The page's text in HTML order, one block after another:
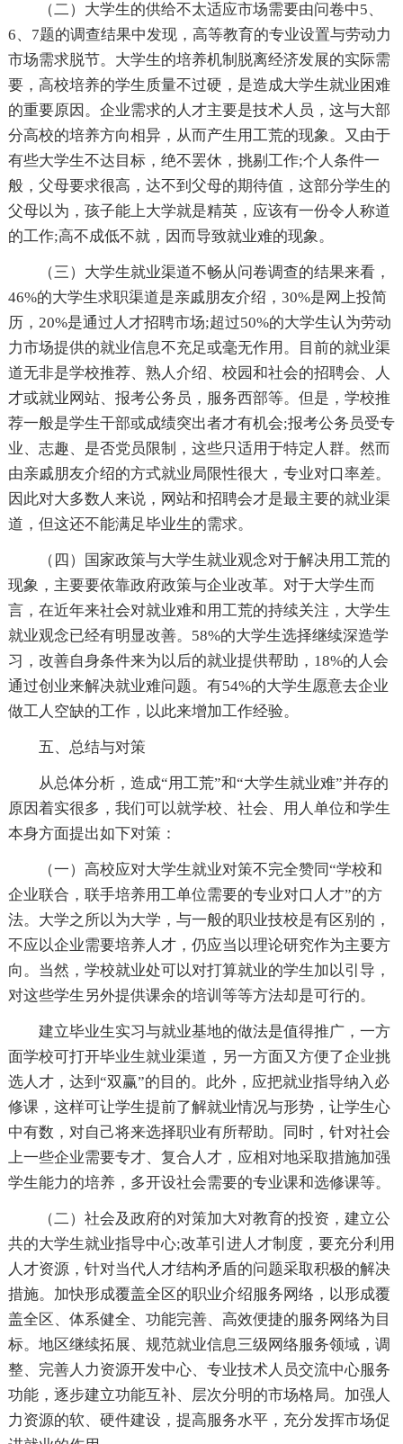
（二）大学生的供给不太适应市场需要由问卷中5、
6、7题的调查结果中发现，高等教育的专业设置与劳动力
市场需求脱节。大学生的培养机制脱离经济发展的实际需
要，高校培养的学生质量不过硬，是造成大学生就业困难
的重要原因。企业需求的人才主要是技术人员，这与大部
分高校的培养方向相异，从而产生用工荒的现象。又由于
有些大学生不达目标，绝不罢休，挑剔工作;个人条件一
般，父母要求很高，达不到父母的期待值，这部分学生的
父母以为，孩子能上大学就是精英，应该有一份令人称道
的工作;高不成低不就，因而导致就业难的现象。
（三）大学生就业渠道不畅从问卷调查的结果来看，
46%的大学生求职渠道是亲戚朋友介绍，30%是网上投简
历，20%是通过人才招聘市场;超过50%的大学生认为劳动
力市场提供的就业信息不充足或毫无作用。目前的就业渠
道无非是学校推荐、熟人介绍、校园和社会的招聘会、人
才或就业网站、报考公务员，服务西部等。但是，学校推
荐一般是学生干部或成绩突出者才有机会;报考公务员受专
业、志趣、是否党员限制，这些只适用于特定人群。然而
由亲戚朋友介绍的方式就业局限性很大，专业对口率差。
因此对大多数人来说，网站和招聘会才是最主要的就业渠
道，但这还不能满足毕业生的需求。
（四）国家政策与大学生就业观念对于解决用工荒的
现象，主要要依靠政府政策与企业改革。对于大学生而
言，在近年来社会对就业难和用工荒的持续关注，大学生
就业观念已经有明显改善。58%的大学生选择继续深造学
习，改善自身条件来为以后的就业提供帮助，18%的人会
通过创业来解决就业难问题。有54%的大学生愿意去企业
做工人空缺的工作，以此来增加工作经验。
五、总结与对策
从总体分析，造成“用工荒”和“大学生就业难”并存的
原因着实很多，我们可以就学校、社会、用人单位和学生
本身方面提出如下对策：
（一）高校应对大学生就业对策不完全赞同“学校和
企业联合，联手培养用工单位需要的专业对口人才”的方
法。大学之所以为大学，与一般的职业技校是有区别的，
不应以企业需要培养人才，仍应当以理论研究作为主要方
向。当然，学校就业处可以对打算就业的学生加以引导，
对这些学生另外提供课余的培训等等方法却是可行的。
建立毕业生实习与就业基地的做法是值得推广，一方
面学校可打开毕业生就业渠道，另一方面又方便了企业挑
选人才，达到“双赢”的目的。此外，应把就业指导纳入必
修课，这样可让学生提前了解就业情况与形势，让学生心
中有数，对自己将来选择职业有所帮助。同时，针对社会
上一些企业需要专才、复合人才，应相对地采取措施加强
学生能力的培养，多开设社会需要的专业课和选修课等。
（二）社会及政府的对策加大对教育的投资，建立公
共的大学生就业指导中心;改革引进人才制度，要充分利用
人才资源，针对当代人才结构矛盾的问题采取积极的解决
措施。加快形成覆盖全区的职业介绍服务网络，以形成覆
盖全区、体系健全、功能完善、高效便捷的服务网络为目
标。地区继续拓展、规范就业信息三级网络服务领域，调
整、完善人力资源开发中心、专业技术人员交流中心服务
功能，逐步建立功能互补、层次分明的市场格局。加强人
力资源的软、硬件建设，提高服务水平，充分发挥市场促